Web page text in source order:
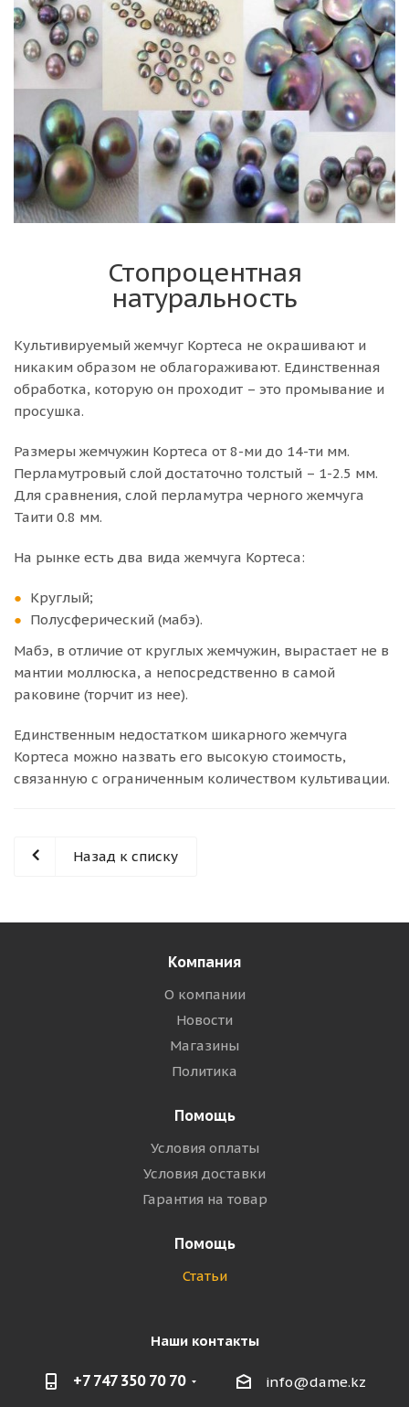
Стопроцентная
натуральность
Культивируемый жемчуг Кортеса не окрашивают и
никаким образом не облагораживают. Единственная
обработка, которую он проходит – это промывание и
просушка.
Размеры жемчужин Кортеса от 8-ми до 14-ти мм.
Перламутровый слой достаточно толстый – 1-2.5 мм.
Для сравнения, слой перламутра черного жемчуга
Таити 0.8 мм.
На рынке есть два вида жемчуга Кортеса:
Круглый;
Полусферический (мабэ).
Мабэ, в отличие от круглых жемчужин, вырастает не в
мантии моллюска, а непосредственно в самой
раковине (торчит из нее).
Единственным недостатком шикарного жемчуга
Кортеса можно назвать его высокую стоимость,
связанную с ограниченным количеством культивации.
Назад к списку
Компания
О компании
Новости
Магазины
Политика
Помощь
Условия оплаты
Условия доставки
Гарантия на товар
Помощь
Статьи
Наши контакты
+7 747 350 70 70 info@dame.kz